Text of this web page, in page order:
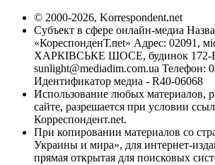
© 2000-2026, Korrespondent.net
Субъект в сфере онлайн-медиа
«КореспонденТ.net» Адрес: 02091,
ХАРКІВСЬКЕ ШОСЕ, будинок 172-Б,
sunlight@mediadim.com.ua Телефон:
Идентификатор медиа - R40-06068
Использование любых материалов,
сайте, разрешается при условии
Корреспондент.net.
При копировании материалов со
Украины и мира», для интернет-
прямая открытая для поисковых